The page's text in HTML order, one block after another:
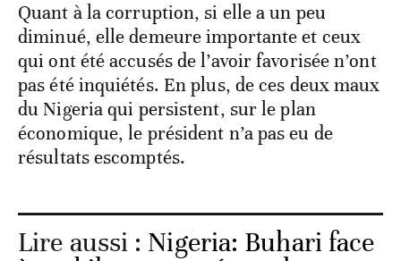
Quant à la corruption, si elle a un peu
diminué, elle demeure importante et ceux
qui ont été accusés de l’avoir favorisée n’ont
pas été inquiétés. En plus, de ces deux maux
du Nigeria qui persistent, sur le plan
économique, le président n’a pas eu de
résultats escomptés.
Lire aussi : Nigeria: Buhari face